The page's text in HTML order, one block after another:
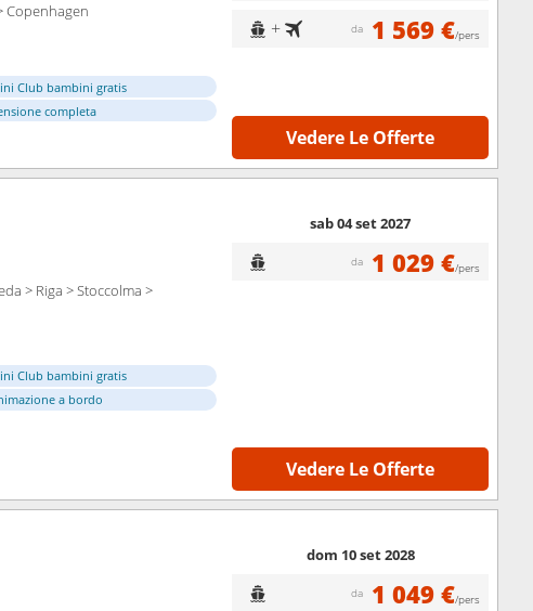
Copenhagen
Club bambini gratis
completa
+ da 1 569 €/pers
Vedere Le Offerte
> Riga > Stoccolma >
Club bambini gratis
a bordo
sab 04 set 2027
da 1 029 €/pers
Vedere Le Offerte
dom 10 set 2028
da 1 049 €/pers